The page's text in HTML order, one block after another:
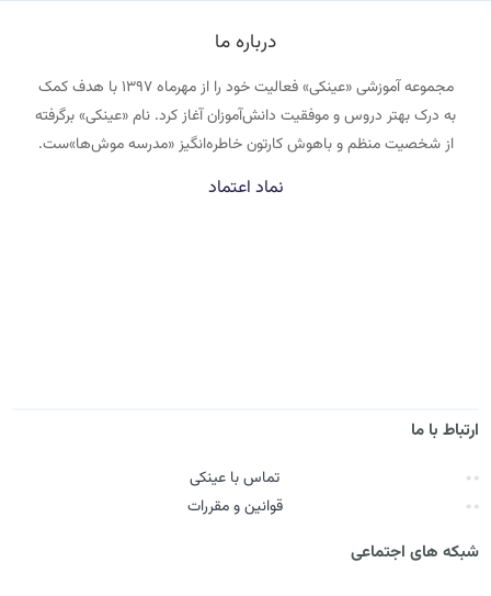
درباره ما
مجموعه آموزشی «عینکی» فعالیت خود را از مهرماه ۱۳۹۷ با هدف کمک
به درک بهتر دروس و موفقیت دانش‌آموزان آغاز کرد. نام «عینکی» برگرفته
از شخصیت منظم و باهوش کارتون خاطره‌انگیز «مدرسه موش‌ها»ست.
نماد اعتماد
ارتباط با ما
تماس با عینکی
قوانین و مقررات
شبکه های اجتماعی